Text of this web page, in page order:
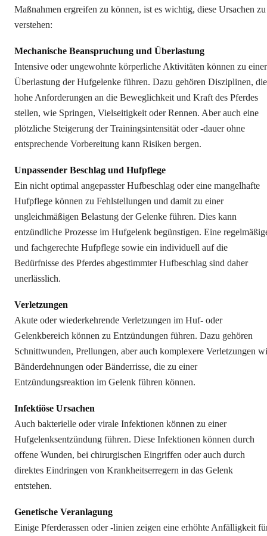
Maßnahmen ergreifen zu können, ist es wichtig, diese Ursachen zu
verstehen:
Mechanische Beanspruchung und Überlastung
Intensive oder ungewohnte körperliche Aktivitäten können zu einer
Überlastung der Hufgelenke führen. Dazu gehören Disziplinen, die
hohe Anforderungen an die Beweglichkeit und Kraft des Pferdes
stellen, wie Springen, Vielseitigkeit oder Rennen. Aber auch eine
plötzliche Steigerung der Trainingsintensität oder -dauer ohne
entsprechende Vorbereitung kann Risiken bergen.
Unpassender Beschlag und Hufpflege
Ein nicht optimal angepasster Hufbeschlag oder eine mangelhafte
Hufpflege können zu Fehlstellungen und damit zu einer
ungleichmäßigen Belastung der Gelenke führen. Dies kann
entzündliche Prozesse im Hufgelenk begünstigen. Eine
und fachgerechte Hufpflege sowie ein individuell auf die
Bedürfnisse des Pferdes abgestimmter Hufbeschlag sind daher
unerlässlich.
Verletzungen
Akute oder wiederkehrende Verletzungen im Huf- oder
Gelenkbereich können zu Entzündungen führen. Dazu gehören
Schnittwunden, Prellungen, aber auch komplexere Verletzungen
Bänderdehnungen oder Bänderrisse, die zu einer
Entzündungsreaktion im Gelenk führen können.
Infektiöse Ursachen
Auch bakterielle oder virale Infektionen können zu einer
Hufgelenksentzündung führen. Diese Infektionen können durch
offene Wunden, bei chirurgischen Eingriffen oder auch durch
direktes Eindringen von Krankheitserregern in das Gelenk
entstehen.
Genetische Veranlagung
Einige Pferderassen oder -linien zeigen eine erhöhte Anfälligkeit